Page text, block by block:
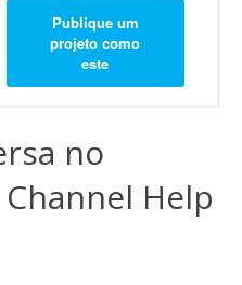
Publique um
projeto como
este
no
Help